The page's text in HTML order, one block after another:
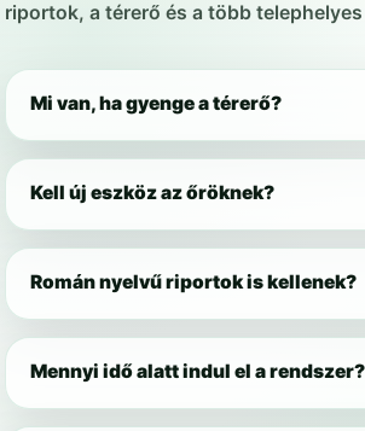
riportok, a térerő és a több
Mi van, ha gyenge a térerő?
Kell új eszköz az őröknek?
Román nyelvű riportok is kellenek?
Mennyi idő alatt indul el a rendszer?